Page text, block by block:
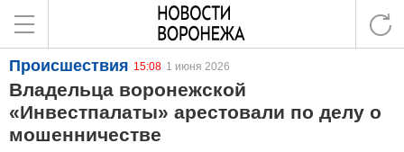
Происшествия 15:08 1 июня 2026
Владельца воронежской
«Инвестпалаты» арестовали по делу о
мошенничестве